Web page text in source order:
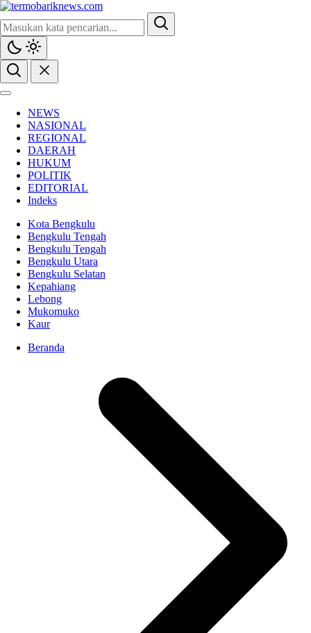
NEWS
NASIONAL
REGIONAL
DAERAH
HUKUM
POLITIK
EDITORIAL
Indeks
Kota Bengkulu
Bengkulu Tengah
Bengkulu Tengah
Bengkulu Utara
Bengkulu Selatan
Kepahiang
Lebong
Mukomuko
Kaur
Beranda